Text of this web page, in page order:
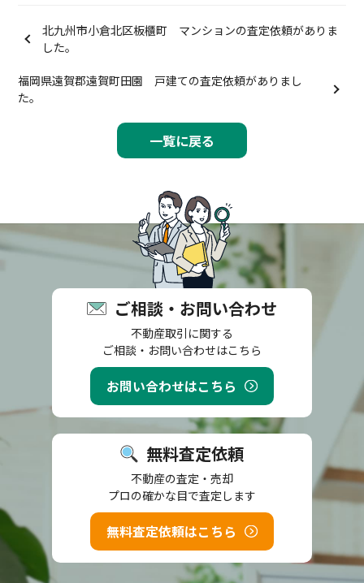
北九州市小倉北区板櫃町 マンションの査定依頼がありま
した。
一覧に戻る
福岡県遠賀郡遠賀町田園 戸建ての査定依頼がありまし
た。
ご相談・お問い合わせ
不動産取引に関する
ご相談・お問い合わせはこちら
お問い合わせはこちら
無料査定依頼
不動産の査定・売却
プロの確かな目で査定します
無料査定依頼はこちら